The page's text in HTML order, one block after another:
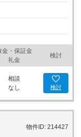
応可能です。国道1
には数多
とはありません。徒
京橋店があり、ラン
エンスストアのロー
い物にも便利です。
ニーズを満たす環境
します。セキュリテ
れており、安心して
これらの特長によ
いる企業様、新たに
な選択肢となるでし
金・保証金
礼金
検討
相談
なし
検討
物件ID: 214427